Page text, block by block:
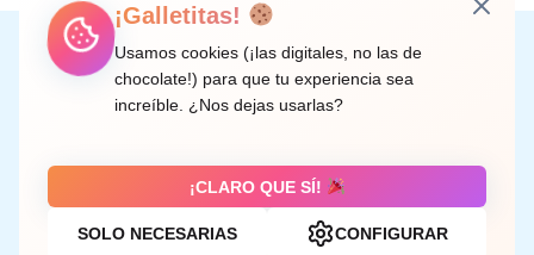
Instagram
Facebook
X LinkedIn
Correo electrónico
C/ Doctor Rodríguez de la Fuente, 8 València
Aviso legal
¡Galletitas!
Usamos cookies (¡las digitales, no las de
chocolate!) para que tu experiencia sea
increíble. ¿Nos dejas usarlas?
¡CLARO QUE SÍ!
SOLO NECESARIAS CONFIGURAR